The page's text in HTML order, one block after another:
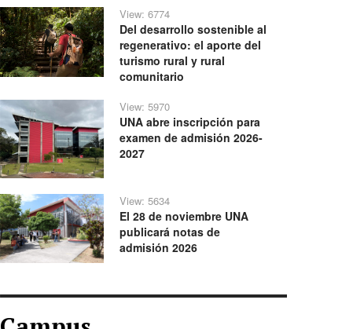
View: 6774
Del desarrollo sostenible al
regenerativo: el aporte del
turismo rural y rural
comunitario
View: 5970
UNA abre inscripción para
examen de admisión 2026-
2027
View: 5634
El 28 de noviembre UNA
publicará notas de
admisión 2026